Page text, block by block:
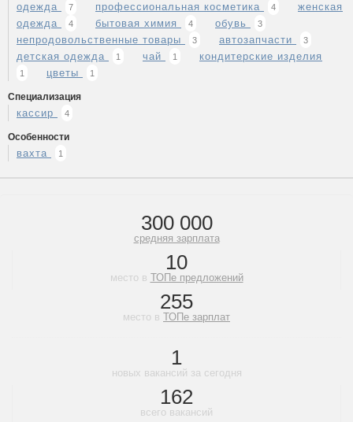
одежда 7 профессиональная косметика 4
женская
одежда
4 бытовая химия 4 обувь 3
непродовольственные товары 3 автозапчасти 3
детская одежда 1 чай 1 кондитерские изделия
1 цветы 1
Специализация
кассир 4
Особенности
вахта 1
300 000
средняя зарплата
10
место в ТОПе предложений
255
место в ТОПе зарплат
1
новых вакансий за сегодня
162
всего вакансий